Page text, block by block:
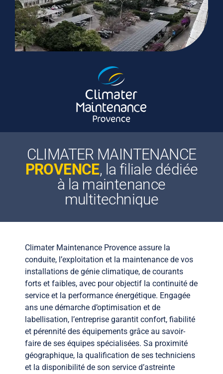
CLIMATER MAINTENANCE
PROVENCE, la filiale dédiée
à la maintenance
multitechnique
Climater Maintenance Provence assure la
conduite, l’exploitation et la maintenance de vos
installations de génie climatique, de courants
forts et faibles, avec pour objectif la continuité de
service et la performance énergétique. Engagée
ans une démarche d’optimisation et de
labellisation, l’entreprise garantit confort, fiabilité
et pérennité des équipements grâce au savoir-
faire de ses équipes spécialisées. Sa proximité
géographique, la qualification de ses techniciens
et la disponibilité de son service d’astreinte